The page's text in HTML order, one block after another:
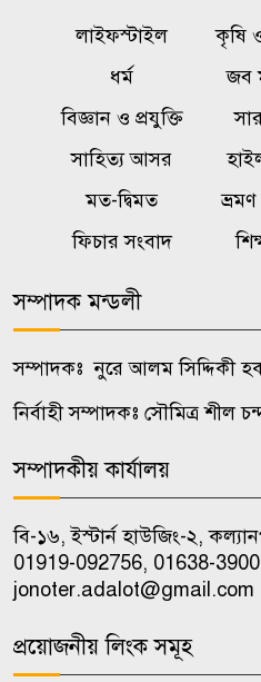
১০
লাইফস্টাইল কৃষি
ধর্ম
জব
বিজ্ঞান ও প্রযুক্তি
সাহিত্য আসর
মত-দ্বিমত
ভ্রমণ
ফিচার সংবাদ
সম্পাদক মন্ডলী
সম্পাদকঃ নুরে আলম সিদ্দিকী
নির্বাহী সম্পাদকঃ সৌমিত্র শীল
সম্পাদকীয় কার্যালয়
বি-১৬, ইস্টার্ন হাউজিং-২,
01919-092756, 01638-
jonoter.adalot@gmail.com
প্রয়োজনীয় লিংক সমূহ